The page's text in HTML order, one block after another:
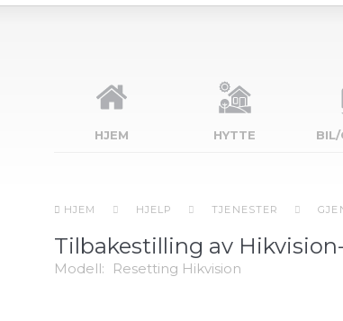
HJEM HYTTE BIL/
HJEM HJELP TJENESTER
Tilbakestilling av
Modell: Resetting Hikvision